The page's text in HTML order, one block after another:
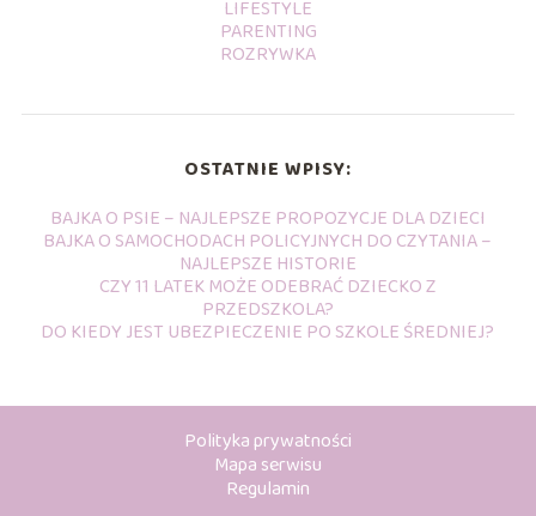
LIFESTYLE
PARENTING
ROZRYWKA
OSTATNIE WPISY:
BAJKA O PSIE – NAJLEPSZE PROPOZYCJE DLA DZIECI
BAJKA O SAMOCHODACH POLICYJNYCH DO CZYTANIA –
NAJLEPSZE HISTORIE
CZY 11 LATEK MOŻE ODEBRAĆ DZIECKO Z
PRZEDSZKOLA?
DO KIEDY JEST UBEZPIECZENIE PO SZKOLE ŚREDNIEJ?
Polityka prywatności
Mapa serwisu
Regulamin